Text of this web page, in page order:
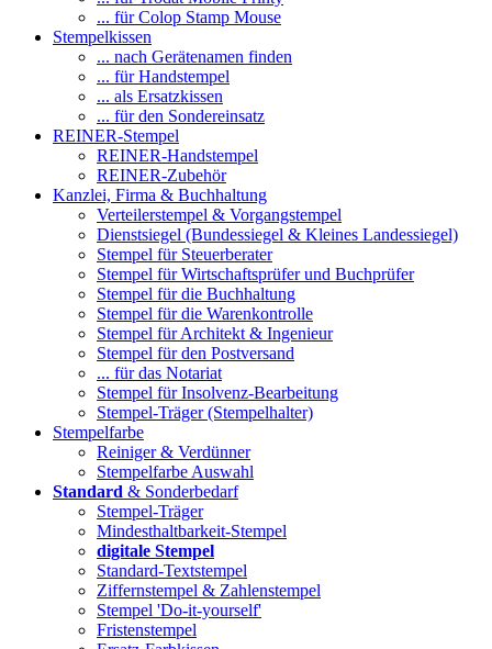
... für Colop Stamp Mouse
Stempelkissen
... nach Gerätenamen finden
... für Handstempel
... als Ersatzkissen
... für den Sondereinsatz
REINER-Stempel
REINER-Handstempel
REINER-Zubehör
Kanzlei, Firma & Buchhaltung
Verteilerstempel & Vorgangstempel
Dienstsiegel (Bundessiegel & Kleines Landessiegel)
Stempel für Steuerberater
Stempel für Wirtschaftsprüfer und Buchprüfer
Stempel für die Buchhaltung
Stempel für die Warenkontrolle
Stempel für Architekt & Ingenieur
Stempel für den Postversand
... für das Notariat
Stempel für Insolvenz-Bearbeitung
Stempel-Träger (Stempelhalter)
Stempelfarbe
Reiniger & Verdünner
Stempelfarbe Auswahl
Standard & Sonderbedarf
Stempel-Träger
Mindesthaltbarkeit-Stempel
digitale Stempel
Standard-Textstempel
Ziffernstempel & Zahlenstempel
Stempel 'Do-it-yourself'
Fristenstempel